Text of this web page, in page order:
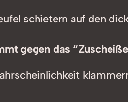
schietern auf den
gegen das